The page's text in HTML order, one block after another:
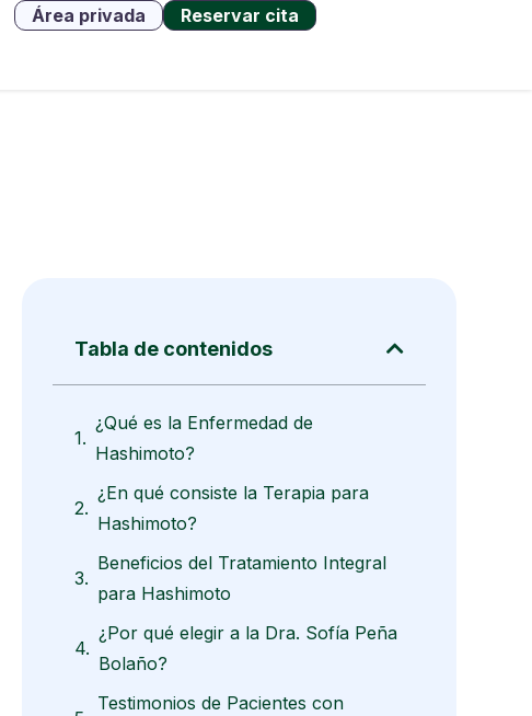
Área privada Reservar cita
Tabla de contenidos
¿Qué es la Enfermedad de
Hashimoto?
¿En qué consiste la Terapia para
Hashimoto?
Beneficios del Tratamiento Integral
para Hashimoto
¿Por qué elegir a la Dra. Sofía Peña
Bolaño?
Testimonios de Pacientes con